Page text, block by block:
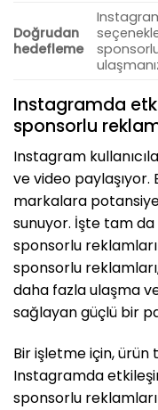
Doğrudan
hedefleme
Instagramda
sponsorlu
Instagram
ve video
markalara
sunuyor. İşte tam
sponsorlu
sponsorlu
daha fazla ulaşma
sağlayan güçlü bir
Bir işletme için, ürün
Instagramda
sponsorlu